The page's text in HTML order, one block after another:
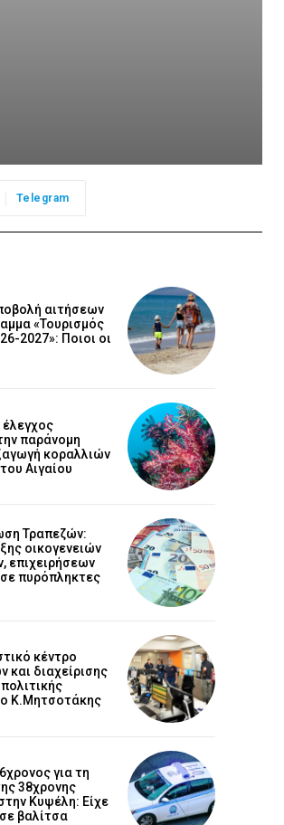
Telegram
αιτήσεων
«Τουρισμός
2027»: Ποιοι οι
παράνομη
κοραλλιών
Αιγαίου
Τραπεζών:
οικογενειών
επιχειρήσεων
πυρόπληκτες
κέντρο
και διαχείρισης
Κ.Μητσοτάκης
για τη
38χρονης
Κυψέλη: Είχε
βαλίτσα